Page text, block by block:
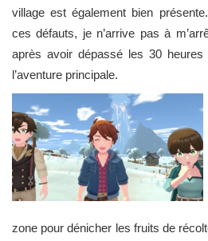
village est également bien
ces défauts, je n’arrive pas à
après avoir dépassé les 30
l’aventure principale.
zone pour dénicher les fruits de